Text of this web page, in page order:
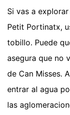
Si vas a
Petit Portinatx,
tobillo. Puede
asegura que no
de Can Misses.
entrar al agua
las